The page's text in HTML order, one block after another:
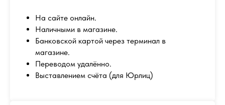
На сайте онлайн.
Наличными в магазине.
Банковской картой через терминал в
магазине.
Переводом удалённо.
Выставлением счёта (для Юрлиц)